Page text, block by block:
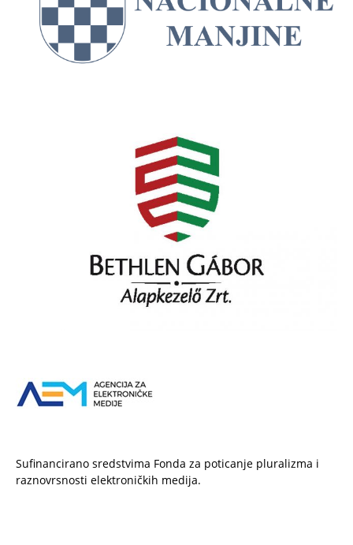
Sufinancirano sredstvima Fonda za poticanje pluralizma i
raznovrsnosti elektroničkih medija.